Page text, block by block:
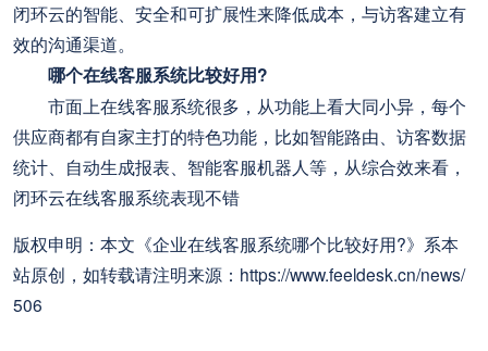
闭环云的智能、安全和可扩展性来降低成本，与访客建立有
效的沟通渠道。
哪个在线客服系统比较好用?
市面上在线客服系统很多，从功能上看大同小异，每个
供应商都有自家主打的特色功能，比如智能路由、访客数据
统计、自动生成报表、智能客服机器人等，从综合效来看，
闭环云在线客服系统表现不错
版权申明：本文《企业在线客服系统哪个比较好用?》系本
站原创，如转载请注明来源：https://www.feeldesk.cn/news/
506